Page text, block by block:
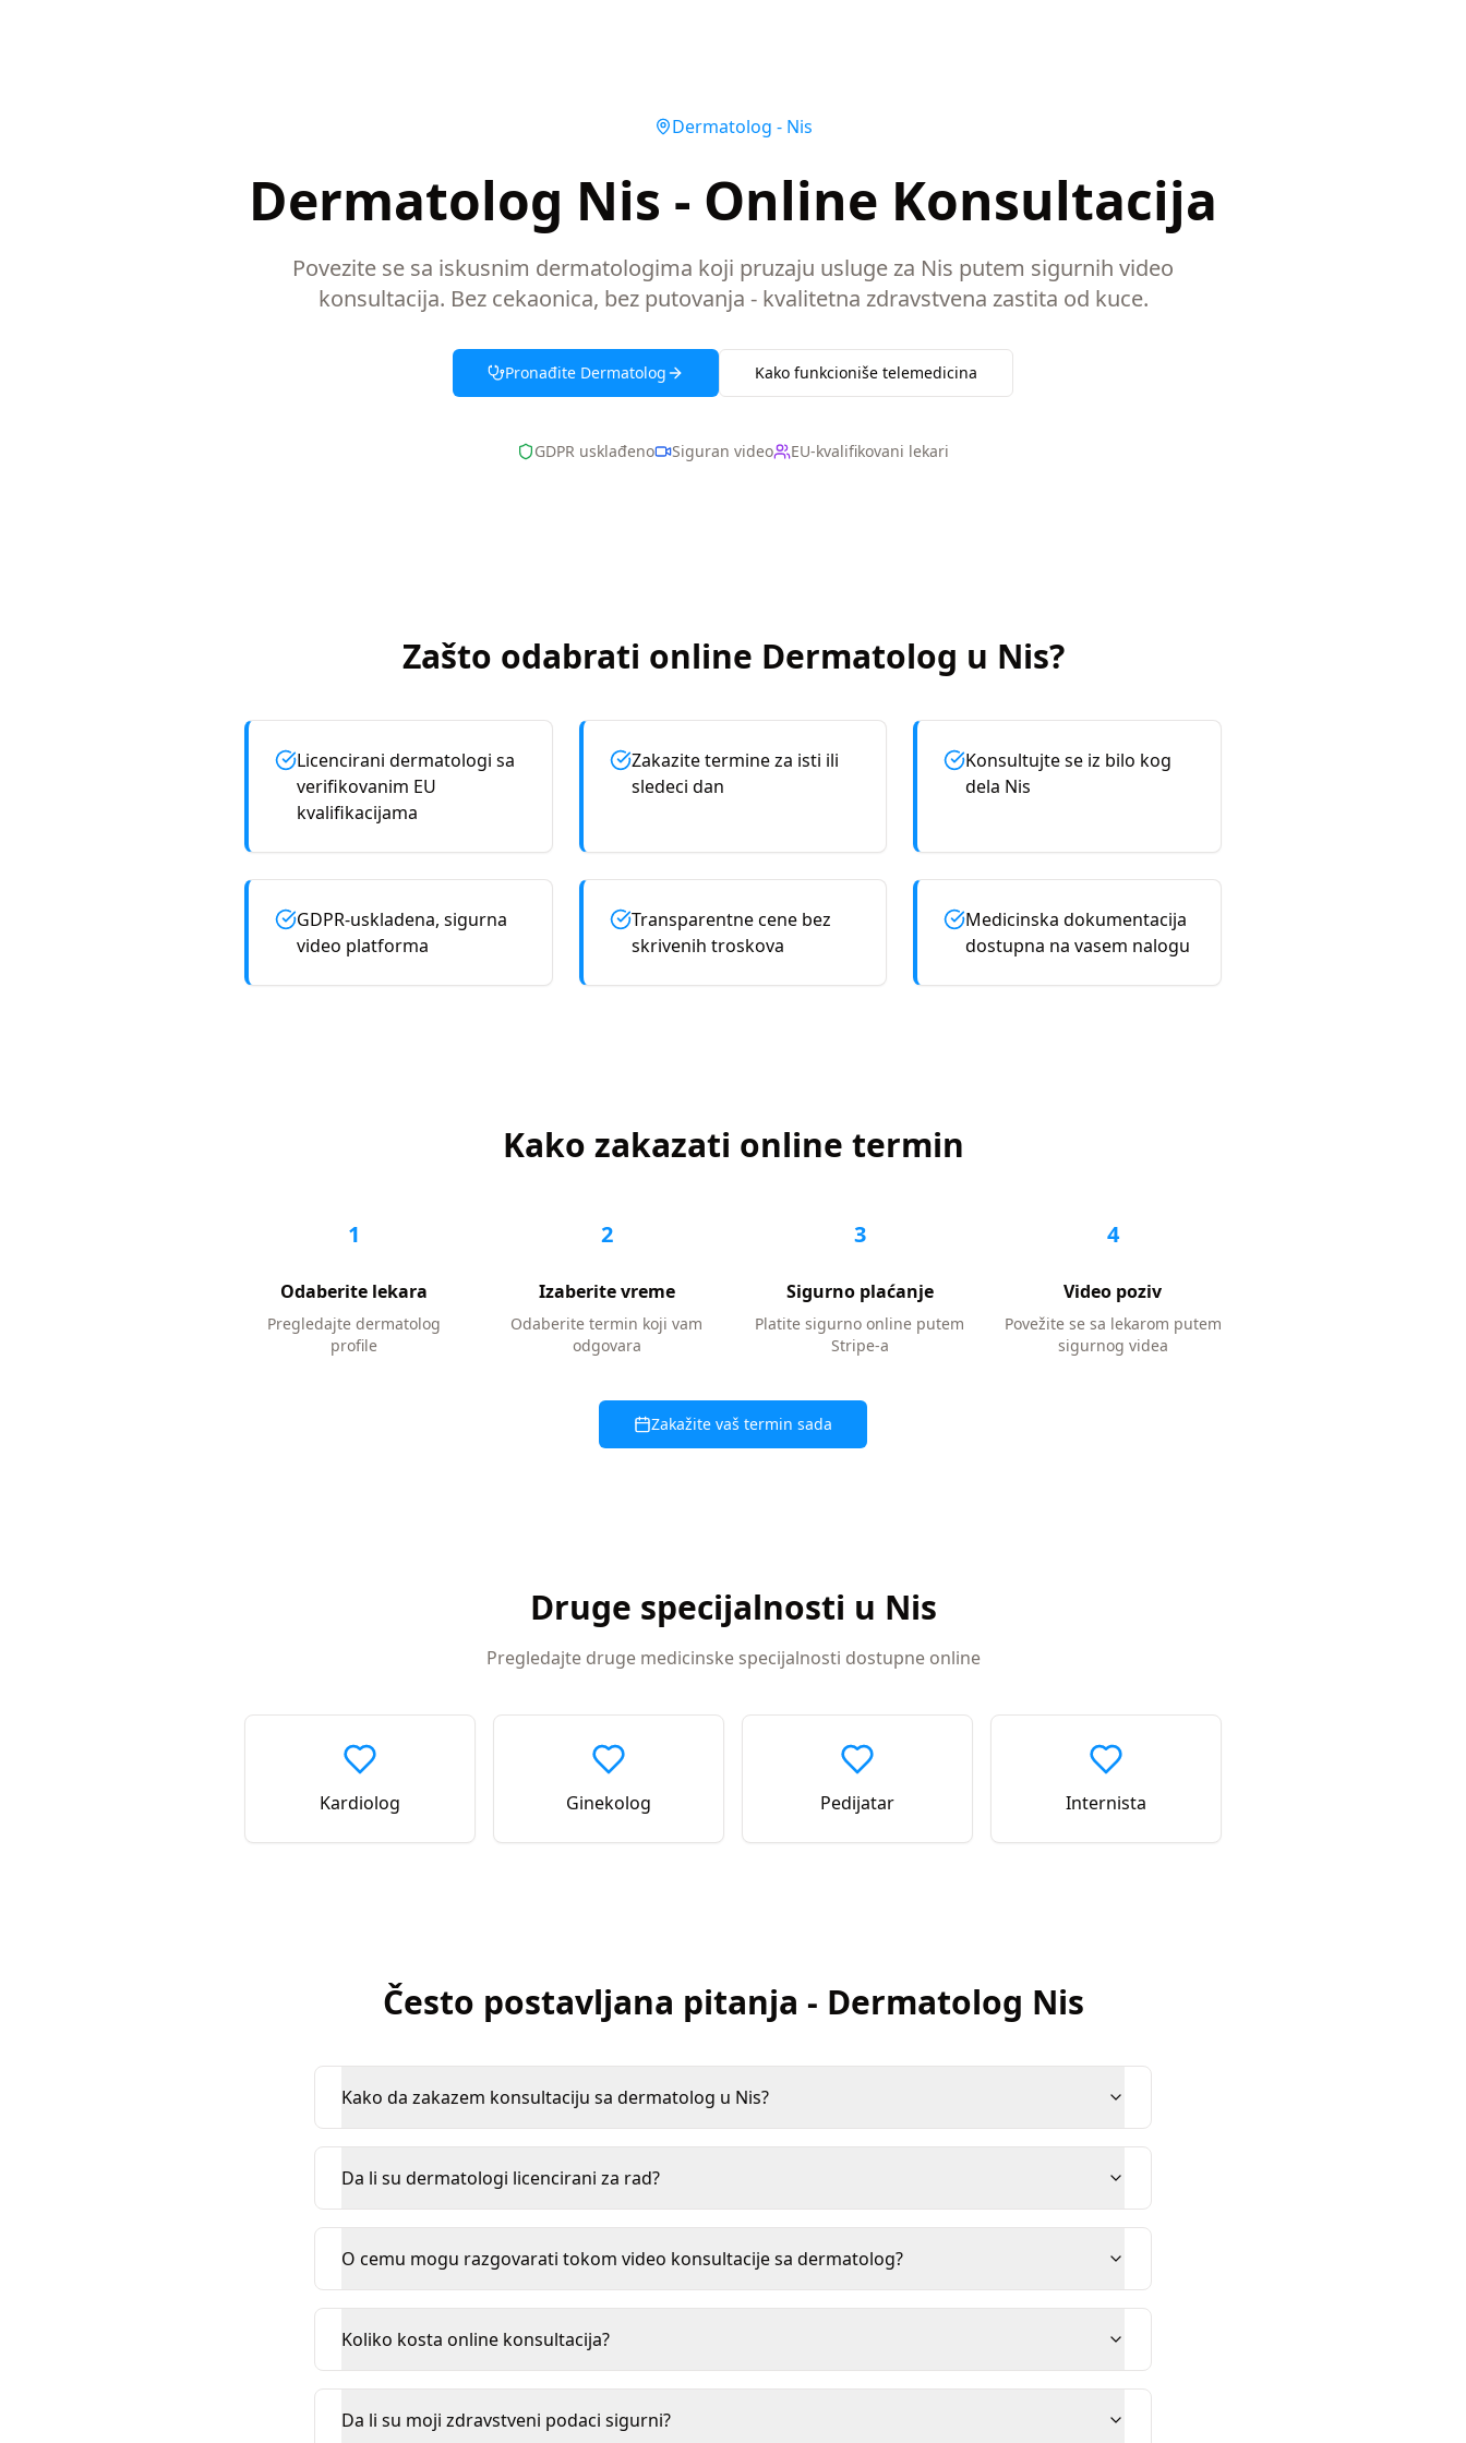
Dermatolog - Nis
Dermatolog Nis - Online Konsultacija
Povezite se sa iskusnim dermatologima koji pruzaju usluge za Nis putem sigurnih video
konsultacija. Bez cekaonica, bez putovanja - kvalitetna zdravstvena zastita od kuce.
Pronađite Dermatolog Kako funkcioniše telemedicina
GDPR usklađeno Siguran video EU-kvalifikovani lekari
Zašto odabrati online Dermatolog u Nis?
Licencirani dermatologi sa
verifikovanim EU
kvalifikacijama
Zakazite termine za isti ili
sledeci dan
Konsultujte se iz bilo kog
dela Nis
GDPR-uskladena, sigurna
video platforma
Transparentne cene bez
skrivenih troskova
Medicinska dokumentacija
dostupna na vasem nalogu
Kako zakazati online termin
1
Odaberite lekara
Pregledajte dermatolog
profile
2
Izaberite vreme
Odaberite termin koji vam
odgovara
3
Sigurno plaćanje
Platite sigurno online putem
Stripe-a
4
Video poziv
Povežite se sa lekarom putem
sigurnog videa
Zakažite vaš termin sada
Druge specijalnosti u Nis
Pregledajte druge medicinske specijalnosti dostupne online
Kardiolog Ginekolog Pedijatar Internista
Često postavljana pitanja - Dermatolog Nis
Kako da zakazem konsultaciju sa dermatolog u Nis?
Da li su dermatologi licencirani za rad?
O cemu mogu razgovarati tokom video konsultacije sa dermatolog?
Koliko kosta online konsultacija?
Da li su moji zdravstveni podaci sigurni?